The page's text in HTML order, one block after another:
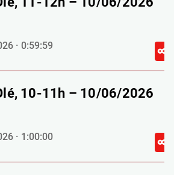
· 0:59:59
10-11h – 10/06/2026
· 1:00:00